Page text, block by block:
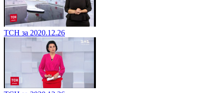
ТСН за 2020.12.26